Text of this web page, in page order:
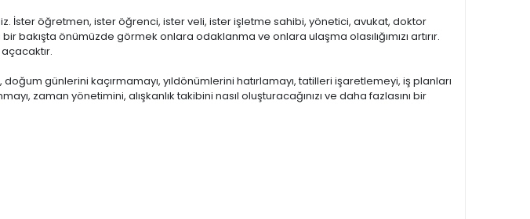
İster öğretmen, ister öğrenci, ister veli, ister işletme sahibi, yönetici, avukat, doktor
önümüzde görmek onlara odaklanma ve onlara ulaşma olasılığımızı artırır.
günlerini kaçırmamayı, yıldönümlerini hatırlamayı, tatilleri işaretlemeyi, iş planları
zaman yönetimini, alışkanlık takibini nasıl oluşturacağınızı ve daha fazlasını bir